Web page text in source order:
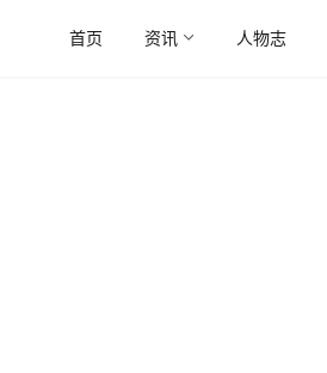
首页 资讯 人物志